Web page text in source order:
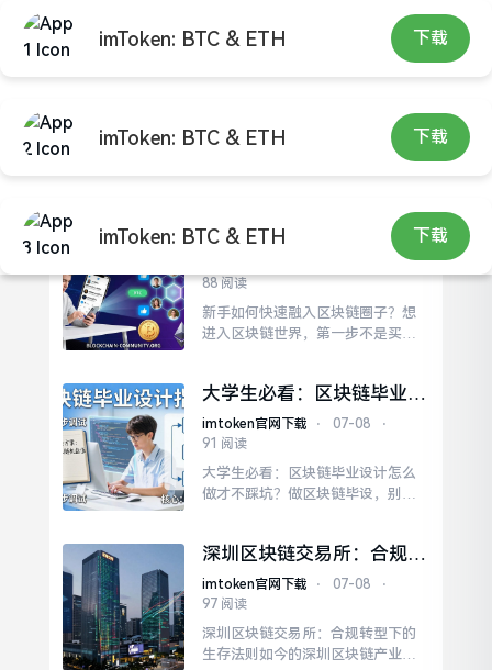
imToken: BTC & ETH 下载
imToken: BTC & ETH 下载
imToken: BTC & ETH 下载
imtoken官网下载
新手如何快速融入区块链圈
88 阅读
新手如何快速融入区块链圈子？想
进入区块链世界，第一步不是买
项目方的交流群。不要急于发言，
先阅读历史消息，了解社区文化和
规则，这样能帮你更快融入集体，
于价值的连接，比任何技巧都更牢
固，也更能让你在区块链生态中站
大学生必看：区块链毕业设
计怎么做才不踩坑？
imtoken官网下载 ⋅ 07-08
⋅
91 阅读
大学生必看：区块链毕业设计怎么
做才不踩坑？做区块链毕设，别一
或者投票系统，比去改共识算法靠
谱得多。去GitHub找开源项目参考
架构，但不要直接抄袭。保持心态
件工程的基本功，扎实走好每一
步，顺利毕业不是难事。
深圳区块链交易所：合规转
型下的生存法则
imtoken官网下载 ⋅ 07-08
⋅
97 阅读
深圳区块链交易所：合规转型下的
生存法则如今的深圳区块链产业，